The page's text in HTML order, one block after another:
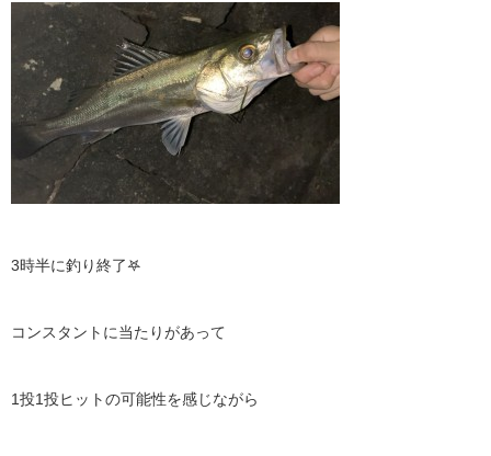
3時半に釣り終了𖤐
コンスタントに当たりがあって
1投1投ヒットの可能性を感じながら